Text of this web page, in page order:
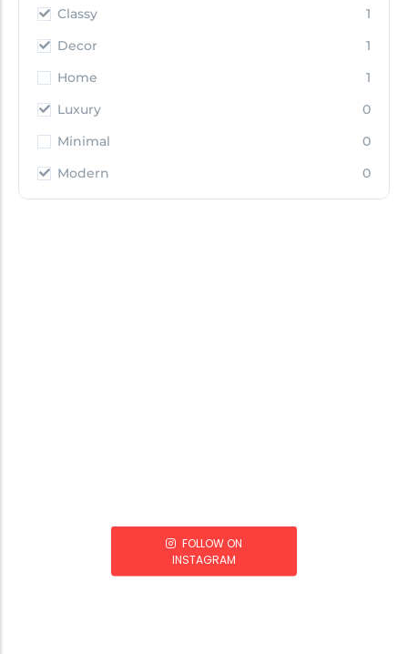
Classy
1
Decor
1
Home
1
Luxury
0
Minimal
0
Modern
0
FOLLOW ON
INSTAGRAM